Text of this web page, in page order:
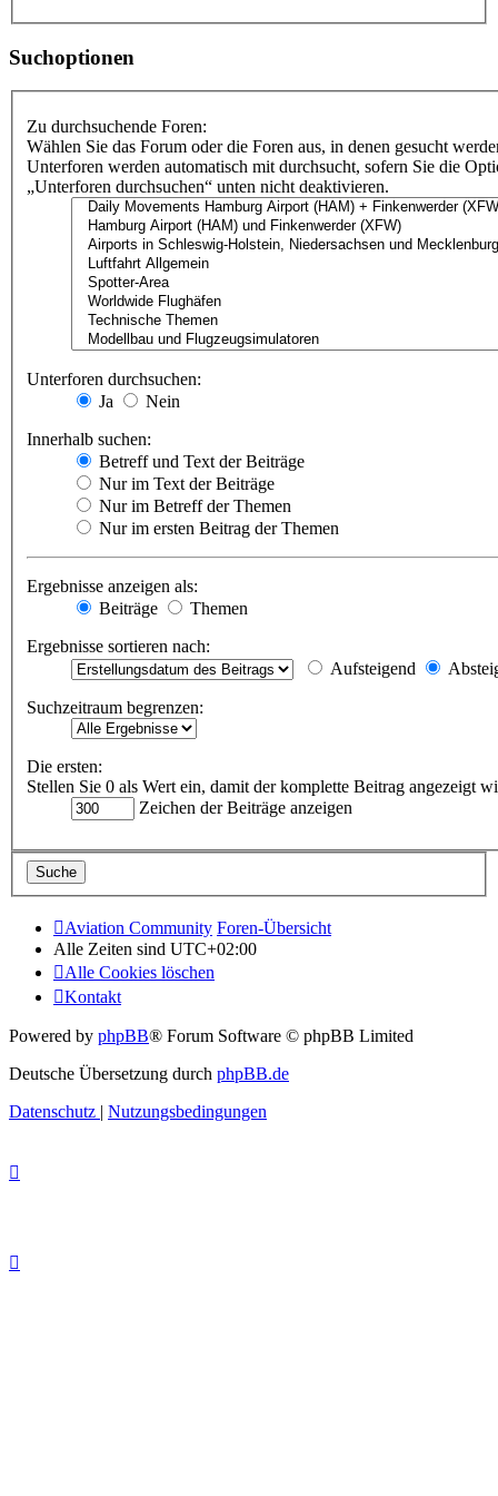
Suchoptionen
Zu durchsuchende Foren:
Wählen Sie das Forum oder die Foren aus, in denen gesucht
Unterforen werden automatisch mit durchsucht, sofern Sie die
„Unterforen durchsuchen“ unten nicht deaktivieren.
Unterforen durchsuchen:
Ja
Nein
Innerhalb suchen:
Betreff und Text der Beiträge
Nur im Text der Beiträge
Nur im Betreff der Themen
Nur im ersten Beitrag der Themen
Ergebnisse anzeigen als:
Beiträge
Themen
Ergebnisse sortieren nach:
Aufsteigend
Suchzeitraum begrenzen:
Die ersten:
Stellen Sie 0 als Wert ein, damit der komplette Beitrag angezeigt
Zeichen der Beiträge anzeigen
Aviation Community Foren-Übersicht
Alle Zeiten sind UTC+02:00
Alle Cookies löschen
Kontakt
Powered by phpBB® Forum Software © phpBB Limited
Deutsche Übersetzung durch phpBB.de
Datenschutz | Nutzungsbedingungen